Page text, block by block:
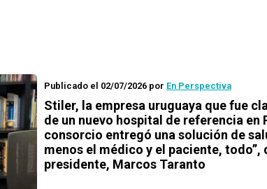
Publicado el 02/07/2026 por En Perspectiva
Stiler, la empresa uruguaya que fue
de un nuevo hospital de referencia en
consorcio entregó una solución de
menos el médico y el paciente, todo”,
presidente, Marcos Taranto